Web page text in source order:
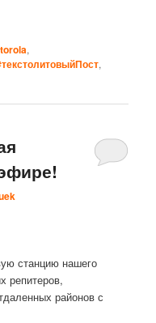
,
,
станцию нашего
репитеров,
районов с